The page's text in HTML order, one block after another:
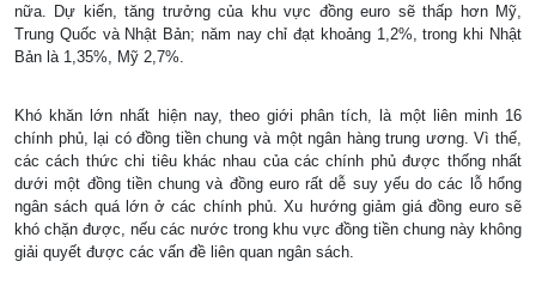
nữa. Dự kiến, tăng trưởng của khu vực đồng euro sẽ thấp hơn Mỹ,
Trung Quốc và Nhật Bản; năm nay chỉ đạt khoảng 1,2%, trong khi Nhật
Bản là 1,35%, Mỹ 2,7%.
Khó khăn lớn nhất hiện nay, theo giới phân tích, là một liên minh 16
chính phủ, lại có đồng tiền chung và một ngân hàng trung ương. Vì thế,
các cách thức chi tiêu khác nhau của các chính phủ được thống nhất
dưới một đồng tiền chung và đồng euro rất dễ suy yếu do các lỗ hổng
ngân sách quá lớn ở các chính phủ. Xu hướng giảm giá đồng euro sẽ
khó chặn được, nếu các nước trong khu vực đồng tiền chung này không
giải quyết được các vấn đề liên quan ngân sách.